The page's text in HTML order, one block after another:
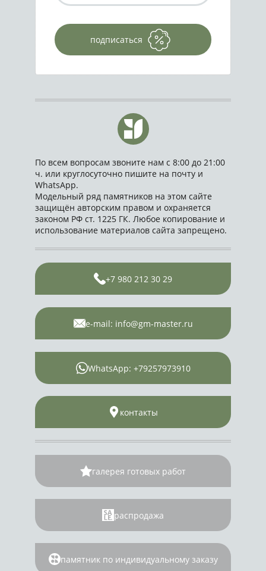
подписаться
По всем вопросам звоните нам с 8:00 до 21:00
ч. или круглосуточно пишите на почту и
WhatsApp.
Модельный ряд памятников на этом сайте
защищён авторским правом и охраняется
законом РФ ст. 1225 ГК. Любое копирование и
использование материалов сайта запрещено.
+7 980 212 30 29
e-mail: info@gm-master.ru
WhatsApp: +79257973910
контакты
галерея готовых работ
распродажа
памятник по индивидуальному заказу